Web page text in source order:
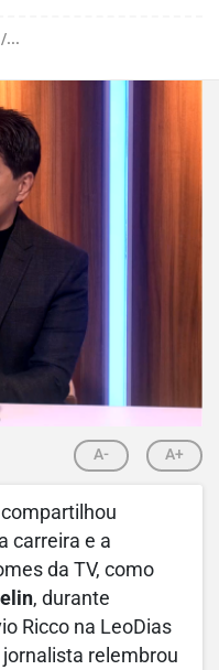
...
A- A+
compartilhou
carreira e a
da TV, como
, durante
Ricco na LeoDias
relembrou